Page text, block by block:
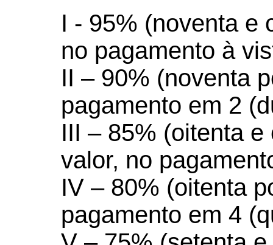
I - 95% (noventa e
no pagamento à
II – 90% (noventa
pagamento em 2
III – 85% (oitenta
valor, no
IV – 80% (oitenta
pagamento em 4